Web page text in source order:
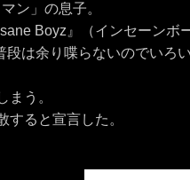
ン」の息子。
Boyz』（インセーンボ
は余り喋らないのでいろ
う。
ると宣言した。